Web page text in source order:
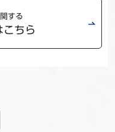
する
こちら